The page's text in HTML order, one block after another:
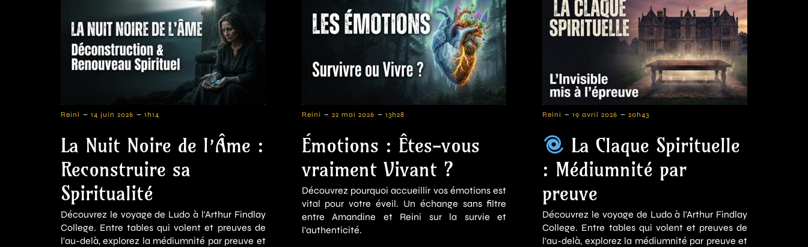
Reini - 14 juin 2026 - 1h14
La Nuit Noire de l’Âme :
Reconstruire sa
Spiritualité
Découvrez le voyage de Ludo à l'Arthur Findlay
College. Entre tables qui volent et preuves de
l'au-delà, explorez la médiumnité par preuve et
Reini - 22 mai 2026 - 13h28
Émotions : Êtes-vous
vraiment Vivant ?
Découvrez pourquoi accueillir vos émotions est
vital pour votre éveil. Un échange sans filtre
entre Amandine et Reini sur la survie et
l'authenticité.
Reini - 19 avril 2026 - 20h43
La Claque Spirituelle
: Médiumnité par
preuve
Découvrez le voyage de Ludo à l'Arthur Findlay
College. Entre tables qui volent et preuves de
l'au-delà, explorez la médiumnité par preuve et